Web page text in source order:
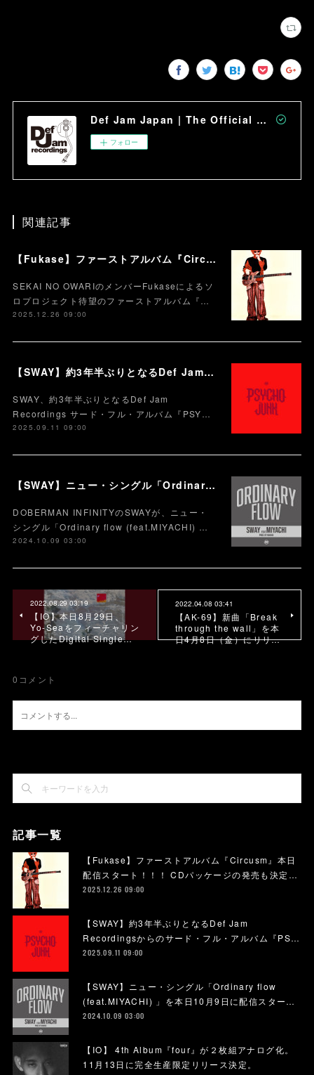
Def Jam Japan | The Official Site
フォロー
関連記事
【Fukase】ファーストアルバム『Circusm』本日配信スタート！！！ CDパッケージの発売も決定！ 超豪華仕様のデラックス盤など5月にリリース！
SEKAI NO OWARIのメンバーFukaseによるソ
ロプロジェクト待望のファーストアルバム『…
2025.12.26 09:00
【SWAY】約3年半ぶりとなるDef Jam Recordingsからのサード・フル・アルバム『PSYCHO JUNK』、9月12日サプライズ・リリース。
SWAY、約3年半ぶりとなるDef Jam
Recordings サード・フル・アルバム『PSY…
2025.09.11 09:00
【SWAY】ニュー・シングル「Ordinary flow (feat.MIYACHI) 」を本日10月9日に配信スタート。 週末の休みまで頑張る社会人への応援ソング
DOBERMAN INFINITYのSWAYが、ニュー・
シングル「Ordinary flow (feat.MIYACHI) …
2024.10.09 03:00
2022.08.29 03:19
【IO】本日8月29日、
Yo-Seaをフィーチャリン
グしたDigital Single…
2022.04.08 03:41
【AK-69】新曲「Break
through the wall」を本
日4月8日（金）にリリ…
0 コメント
記事一覧
【Fukase】ファーストアルバム『Circusm』本日
配信スタート！！！ CDパッケージの発売も決定…
2025.12.26 09:00
【SWAY】約3年半ぶりとなるDef Jam
Recordingsからのサード・フル・アルバム『PS…
2025.09.11 09:00
【SWAY】ニュー・シングル「Ordinary flow
(feat.MIYACHI) 」を本日10月9日に配信スター…
2024.10.09 03:00
【IO】 4th Album『four』が２枚組アナログ化。
11月13日に完全生産限定リリース決定。